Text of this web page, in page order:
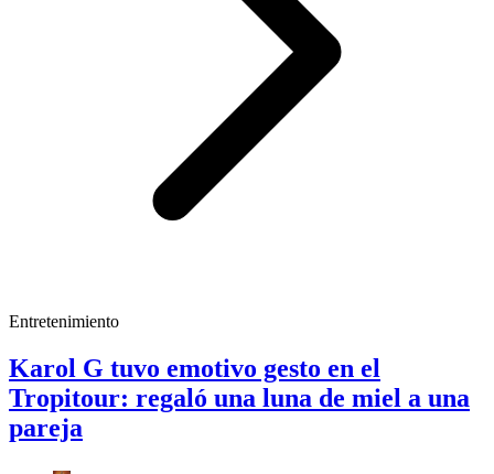
Entretenimiento
Karol G tuvo emotivo gesto en el
Tropitour: regaló una luna de miel a una
pareja